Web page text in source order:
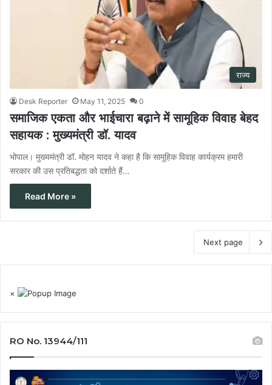
राज्य
Desk Reporter May 11, 2025 0
समाजिक एकता और भाईचारा बढ़ाने में सामूहिक विवाह बेहद
सहायक : मुख्यमंत्री डॉ. यादव
भोपाल। मुख्यमंत्री डॉ. मोहन यादव ने कहा है कि सामूहिक विवाह कार्यक्रम हमारी
सरकार की उस प्रतिबद्धता को दर्शाते हैं…
Read More »
Next page
×
RO No. 13944/111